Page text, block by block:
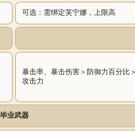
可选：需绑定芙宁娜，上限高
暴击率、暴击伤害＞防御力百分比
攻击力
毕业武器